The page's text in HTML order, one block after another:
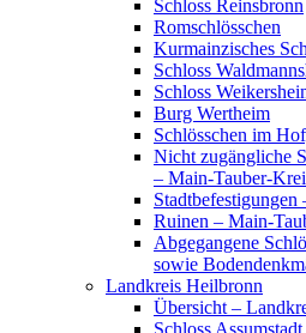
Schloss Reinsbronn
Romschlösschen
Kurmainzisches
Schloss
Schloss
Burg Wertheim
Schlösschen im
Nicht zugängliche
– Main-Tauber-
Ruinen – Main-
Abgegangene
sowie
Landkreis Heilbronn
Übersicht –
Schloss Assumstadt